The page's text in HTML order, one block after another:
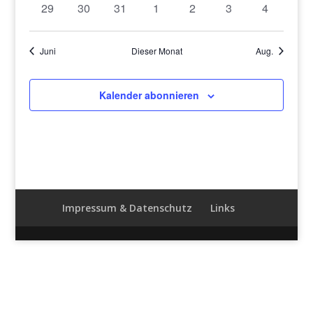
0
29
0
30
0
31
0
1
0
2
0
3
0
4
Juni Dieser Monat Aug.
Kalender abonnieren
Impressum & Datenschutz Links